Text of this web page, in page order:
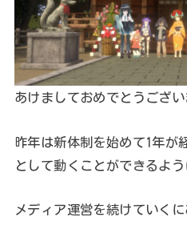
あけましておめでとうござい
昨年は新体制を始めて1年が
として動くことができるよ
メディア運営を続けていく